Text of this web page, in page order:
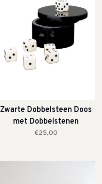
Zwarte Dobbelsteen Doos
met Dobbelstenen
€25,00